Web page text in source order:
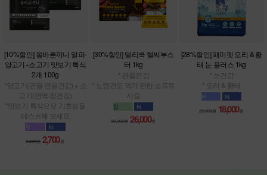
[10%할인] 올바른끼니 알파-
양고기+소고기 맛보기 특식
2개 100g
*양고기(관절·연골건강) + 소
고기(면역·장건강)
*맛보기 특식으로 기호성을
테스트해 보세요
3,000원 2,700 원
[30%할인] 델리쿡 헬씨부스
터 1kg
* 관절건강
* 노령견도 먹기 편한 소프트
사료
38,000원 26,000원
[28%할인] 패미펫 오리 & 황
태 눈 플러스 1kg
* 눈건강
* 오리 & 황태
25,000원 18,000 원